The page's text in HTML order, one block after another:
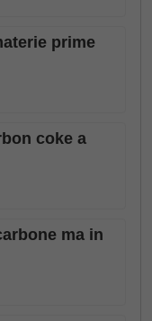
prime
coke a
ma in